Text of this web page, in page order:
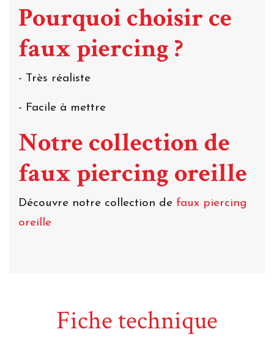
Pourquoi choisir ce
faux piercing ?
- Très réaliste
- Facile à mettre
Notre collection de
faux piercing oreille
Découvre notre collection de faux piercing
oreille
Fiche technique